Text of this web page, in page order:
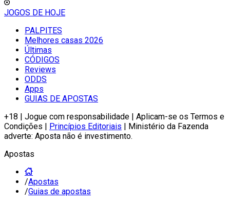
JOGOS DE HOJE
PALPITES
Melhores casas 2026
Últimas
CÓDIGOS
Reviews
ODDS
Apps
GUIAS DE APOSTAS
+18 | Jogue com responsabilidade | Aplicam-se os Termos e
Condições | Princípios Editoriais | Ministério da Fazenda
adverte: Aposta não é investimento.
Apostas
/Apostas
/Guias de apostas